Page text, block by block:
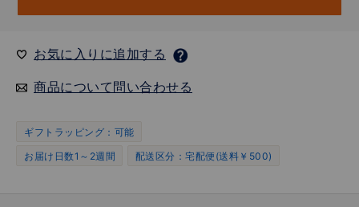
お気に入りに追加する
商品について問い合わせる
ギフトラッピング：可能
お届け日数1～2週間
配送区分：宅配便(送料￥500)